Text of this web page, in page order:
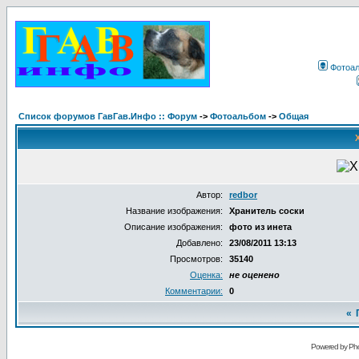
Список форумов ГавГав.Инфо :: Форум -> Фотоальбом -> Общая
Автор:
redbor
Название изображения:
Хранитель соски
Описание изображения:
фото из инета
Добавлено:
23/08/2011 13:13
Просмотров:
35140
Оценка:
не оценено
Комментарии:
0
«
Powered by